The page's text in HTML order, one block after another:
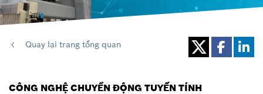
Quay lại trang tổng quan
CÔNG NGHỆ CHUYỂN ĐỘNG TUYẾN TÍNH